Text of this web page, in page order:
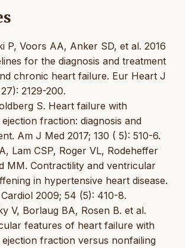
P, Voors AA, Anker SD, et al. 2016
for the diagnosis and treatment
chronic heart failure. Eur Heart J
2129-200.
S. Heart failure with
fraction: diagnosis and
Am J Med 2017; 130 ( 5): 510-6.
Lam CSP, Roger VL, Rodeheffer
MM. Contractility and ventricular
in hypertensive heart disease.
2009; 54 (5): 410-8.
V, Borlaug BA, Rosen B. et al.
features of heart failure with
fraction versus nonfailing